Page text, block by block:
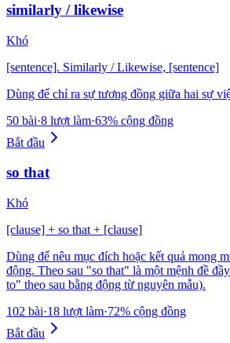
similarly / likewise
Khó
[sentence]. Similarly / Likewise, [sentence]
Dùng để chỉ ra sự tương đồng giữa hai sự
50 bài·8 lượt làm·63% cộng đồng
Bắt đầu
so that
Khó
[clause] + so that + [clause]
Dùng để nêu mục đích hoặc kết quả mong
động. Theo sau "so that" là một mệnh đề
to" theo sau bằng động từ nguyên mẫu).
102 bài·18 lượt làm·72% cộng đồng
Bắt đầu